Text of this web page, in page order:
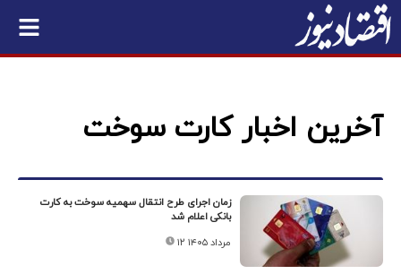
آخرین اخبار کارت سوخت
زمان اجرای طرح انتقال سهمیه سوخت به کارت
بانکی اعلام شد
۱۲ مرداد ۱۴۰۵